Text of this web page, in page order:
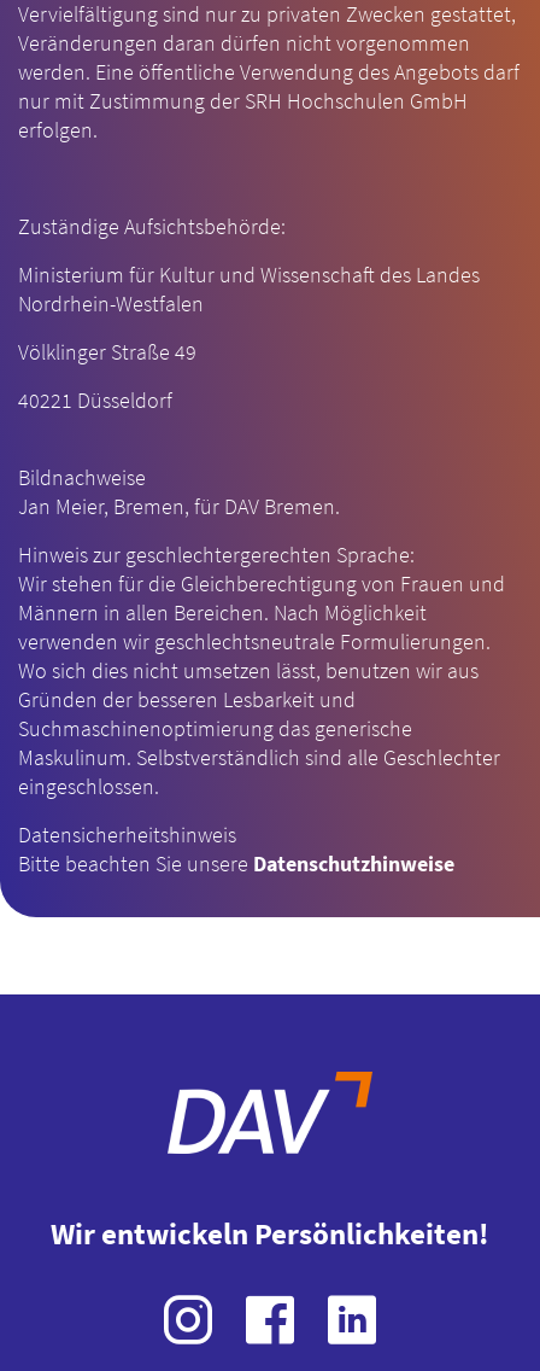
Vervielfältigung sind nur zu privaten Zwecken gestattet,
Veränderungen daran dürfen nicht vorgenommen
werden. Eine öffentliche Verwendung des Angebots darf
nur mit Zustimmung der SRH Hochschulen GmbH
erfolgen.
Zuständige Aufsichtsbehörde:
Ministerium für Kultur und Wissenschaft des Landes
Nordrhein-Westfalen
Völklinger Straße 49
40221 Düsseldorf
Bildnachweise
Jan Meier, Bremen, für DAV Bremen.
Hinweis zur geschlechtergerechten Sprache:
Wir stehen für die Gleichberechtigung von Frauen und
Männern in allen Bereichen. Nach Möglichkeit
verwenden wir geschlechtsneutrale Formulierungen.
Wo sich dies nicht umsetzen lässt, benutzen wir aus
Gründen der besseren Lesbarkeit und
Suchmaschinenoptimierung das generische
Maskulinum. Selbstverständlich sind alle Geschlechter
eingeschlossen.
Datensicherheitshinweis
Bitte beachten Sie unsere Datenschutzhinweise
Wir entwickeln Persönlichkeiten!